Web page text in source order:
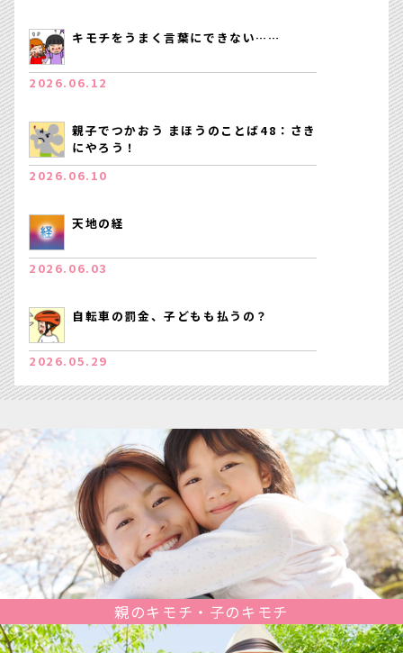
キモチをうまく言葉にできない……
2026.06.12
親子でつかおう まほうのことば48：さき
にやろう！
2026.06.10
天地の経
2026.06.03
自転車の罰金、子どもも払うの？
2026.05.29
親のキモチ・子のキモチ